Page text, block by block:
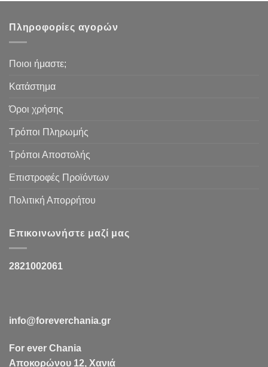
Πληροφορίες αγορών
Ποιοι ήμαστε;
Κατάστημα
Όροι χρήσης
Τρόποι Πληρωμής
Τρόποι Αποστολής
Επιστροφές Προϊόντων
Πολιτική Απορρήτου
Επικοινωνήστε μαζί μας
2821002061
info@foreverchania.gr
For ever Chania
Αποκορώνου 12, Χανιά